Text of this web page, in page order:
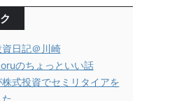
日記＠川崎
のちょっといい話
式投資でセミリタイアを
。